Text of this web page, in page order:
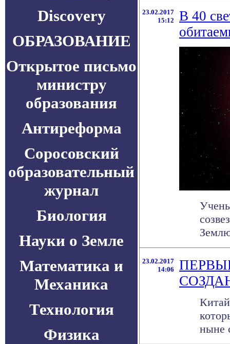
Discovery
ОБРАЗОВАНИЕ
Открытое письмо
министру
образования
Антиреформа
Соросовский
образовательный
журнал
Биология
Науки о Земле
Математика и
Механика
Технология
Физика
23.02.2017
15:12
В 40
23.02.2017
14:06
ныне